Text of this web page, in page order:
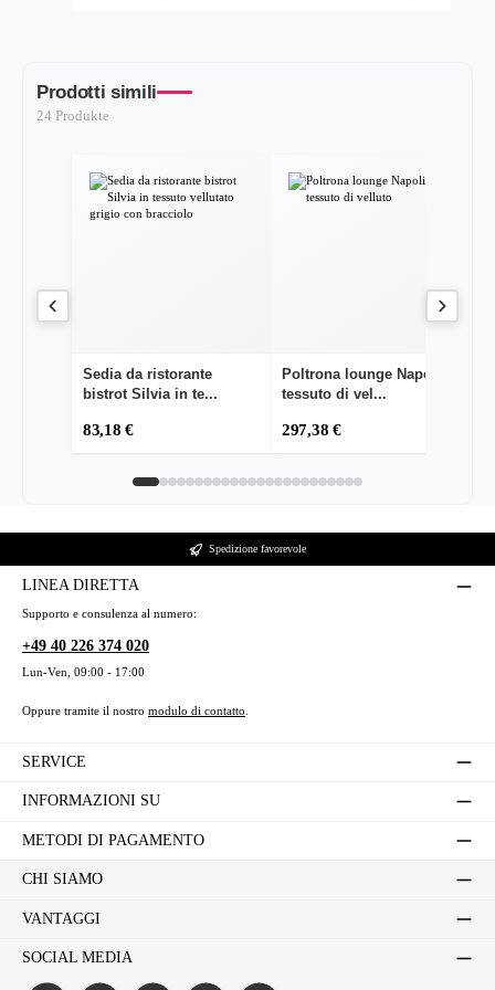
Prodotti simili
24 Produkte
Sedia da ristorante
bistrot Silvia in te...
83,18 €
Poltrona lounge Napoli in
tessuto di vel...
297,38 €
Spedizione favorevole
LINEA DIRETTA
Supporto e consulenza al numero:
+49 40 226 374 020
Lun-Ven, 09:00 - 17:00
Oppure tramite il nostro modulo di contatto
SERVICE
INFORMAZIONI SU
METODI DI PAGAMENTO
CHI SIAMO
VANTAGGI
SOCIAL MEDIA